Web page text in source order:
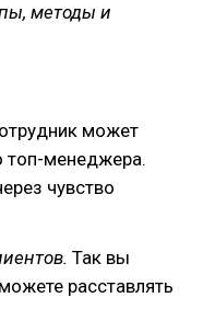
методы и
может
топ-менеджера.
чувство
Так вы
расставлять